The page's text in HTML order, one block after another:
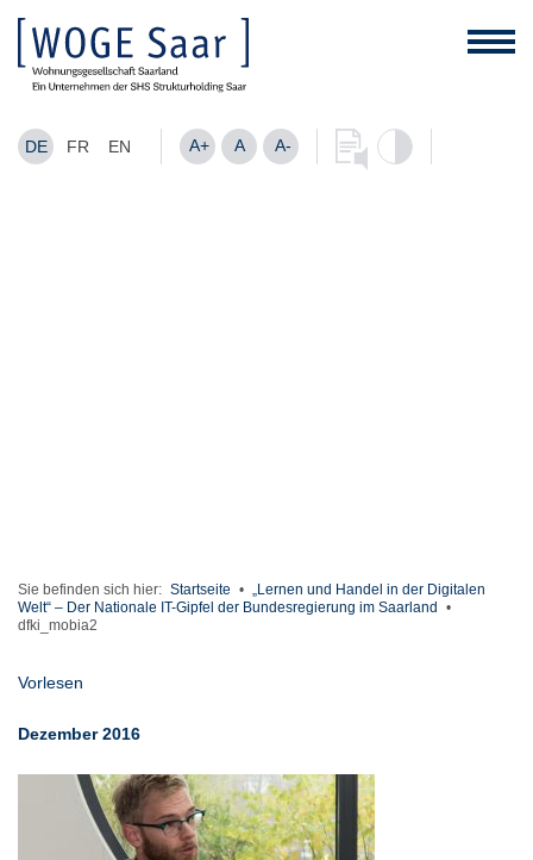
DE FR EN A+ A A-
Sie befinden sich hier: Startseite • „Lernen und Handel in der Digitalen
Welt“ – Der Nationale IT-Gipfel der Bundesregierung im Saarland
•
dfki_mobia2
Vorlesen
Dezember 2016